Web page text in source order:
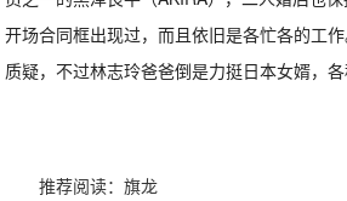
开场合同框出现过，而且依旧是各忙各的工
质疑，不过林志玲爸爸倒是力挺日本女婿，各
推荐阅读：旗龙